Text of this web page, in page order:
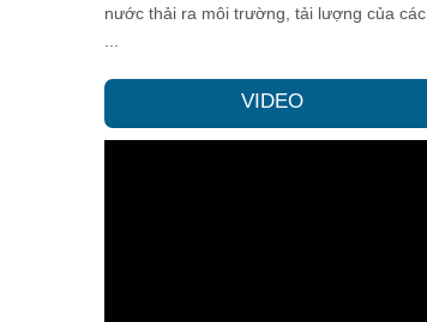
nước thải ra môi trường, tải lượng của các
VIDEO